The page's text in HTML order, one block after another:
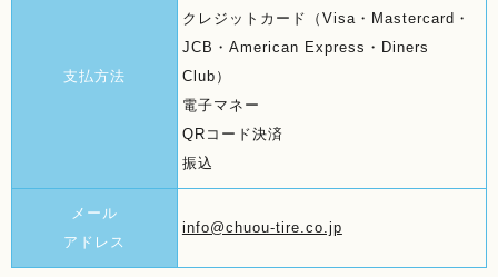
支払方法
クレジットカード（Visa・Mastercard・
JCB・American Express・Diners
Club）
電子マネー
QRコード決済
振込
メール
アドレス
info@chuou-tire.co.jp